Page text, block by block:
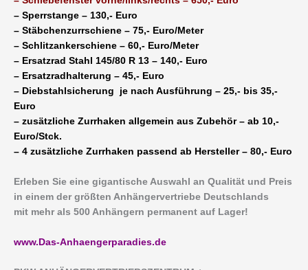
– Sperrstange – 130,- Euro
– Stäbchenzurrschiene – 75,- Euro/Meter
– Schlitzankerschiene – 60,- Euro/Meter
– Ersatzrad Stahl 145/80 R 13 – 140,- Euro
– Ersatzradhalterung – 45,- Euro
– Diebstahlsicherung je nach Ausführung – 25,- bis 35,-
Euro
– zusätzliche Zurrhaken allgemein aus Zubehör – ab 10,-
Euro/Stck.
– 4 zusätzliche Zurrhaken passend ab Hersteller – 80,- Euro
Erleben Sie eine gigantische Auswahl an Qualität und Preis
in einem der größten Anhängervertriebe Deutschlands
mit mehr als 500 Anhängern permanent auf Lager!
www.Das-Anhaengerparadies.de